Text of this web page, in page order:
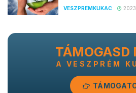
VESZPREMKUKAC
TÁMOGASD
A VESZPRÉM